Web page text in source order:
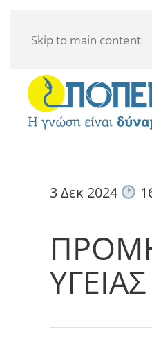
Skip to main content
3 Δεκ 2024